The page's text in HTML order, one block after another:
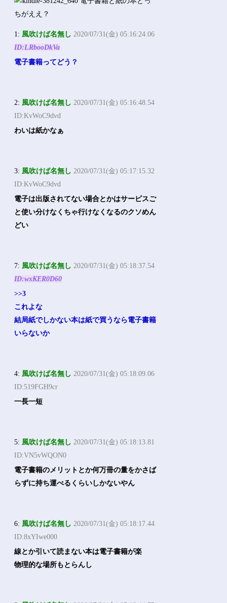
1: 風吹けば名無し 2020/07/31(金) 05:16:24.06
ID:LRbooDkVa
電子書籍ってどう？
2: 風吹けば名無し 2020/07/31(金) 05:16:48.54
ID:KvWoC9dvd
わいは紙かなぁ
3: 風吹けば名無し 2020/07/31(金) 05:17:15.32
ID:KvWoC9dvd
電子は出版されてない場合とかはサービスご
と使い分けなくちゃ行けなくなるのクソめん
どい
7: 風吹けば名無し 2020/07/31(金) 05:18:37.54
ID:wxKER0D60
>>3
これよな
結局紙でしかない本は紙で買うなら電子書籍
いらないか
4: 風吹けば名無し 2020/07/31(金) 05:18:09.06
ID:519FGH9cr
一長一短
5: 風吹けば名無し 2020/07/31(金) 05:18:13.81
ID:VN5vWQON0
電子書籍のメリットとか何万冊の量をかさば
らずに持ち運べるくらいしかないやん
6: 風吹けば名無し 2020/07/31(金) 05:18:17.44
ID:8xYIwe000
線とか引いて読まない本は電子書籍が楽
物理的な場所もとらんし